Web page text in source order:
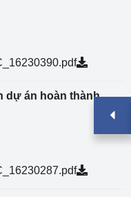
dự án hoàn thành